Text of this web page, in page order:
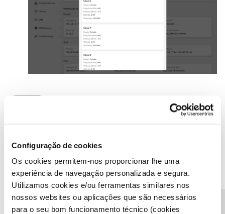
Configuração de cookies
Os cookies permitem-nos proporcionar lhe uma
experiência de navegação personalizada e segura.
Utilizamos cookies e/ou ferramentas similares nos
nossos websites ou aplicações que são necessários
para o seu bom funcionamento técnico (cookies
Saiba tudo sobre a App NOS Net e as funcionalidades
​Caso tenha alguma dificuldade em consultar canais Wi-Fi no
router, partilhe connosco. Nós ajudamos!